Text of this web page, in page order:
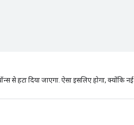
से हटा दिया जाएगा. ऐसा इसलिए होगा, क्योंकि नई